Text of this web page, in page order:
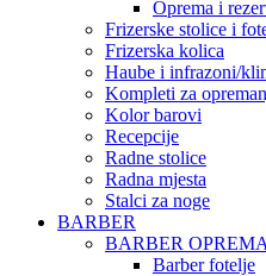
Oprema i
Frizerske stolice i
Frizerska kolica
Haube i infrazoni/
Kompleti za
Kolor barovi
Recepcije
Radne stolice
Radna mjesta
Stalci za noge
BARBER
BARBER OPREMA
Barber fotelje